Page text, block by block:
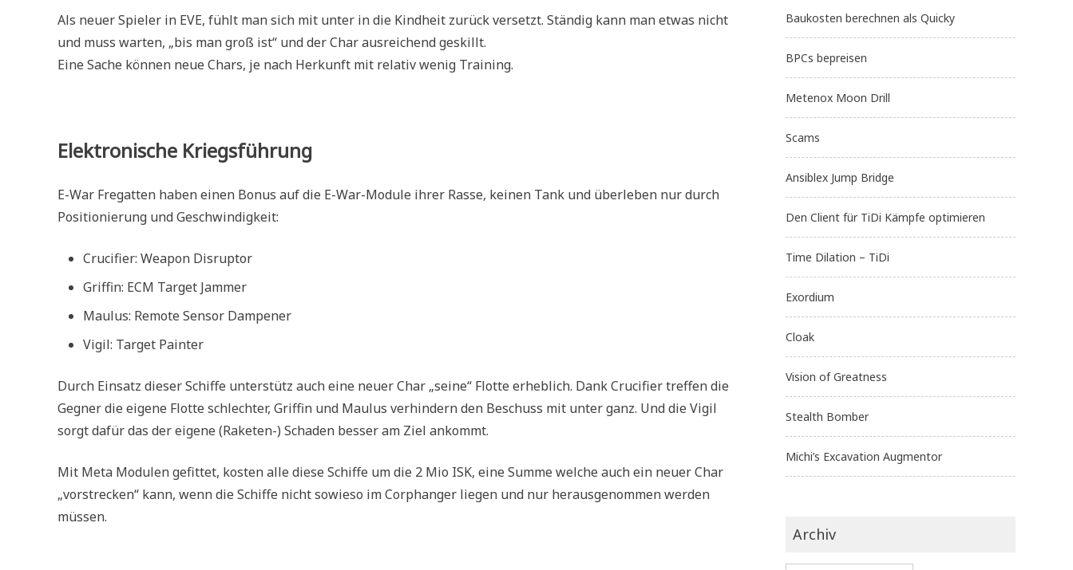
Als neuer Spieler in EVE, fühlt man sich mit unter in die Kindheit zurück versetzt. Ständig kann man etwas nicht
und muss warten, „bis man groß ist“ und der Char ausreichend geskillt.
Eine Sache können neue Chars, je nach Herkunft mit relativ wenig Training.
Elektronische Kriegsführung
E-War Fregatten haben einen Bonus auf die E-War-Module ihrer Rasse, keinen Tank und überleben nur durch
Positionierung und Geschwindigkeit:
Crucifier: Weapon Disruptor
Griffin: ECM Target Jammer
Maulus: Remote Sensor Dampener
Vigil: Target Painter
Durch Einsatz dieser Schiffe unterstütz auch eine neuer Char „seine“ Flotte erheblich. Dank Crucifier treffen die
Gegner die eigene Flotte schlechter, Griffin und Maulus verhindern den Beschuss mit unter ganz. Und die Vigil
sorgt dafür das der eigene (Raketen-) Schaden besser am Ziel ankommt.
Mit Meta Modulen gefittet, kosten alle diese Schiffe um die 2 Mio ISK, eine Summe welche auch ein neuer Char
„vorstrecken“ kann, wenn die Schiffe nicht sowieso im Corphanger liegen und nur herausgenommen werden
müssen.
Baukosten berechnen als Quicky
BPCs bepreisen
Metenox Moon Drill
Scams
Ansiblex Jump Bridge
Den Client für TiDi Kämpfe optimieren
Time Dilation – TiDi
Exordium
Cloak
Vision of Greatness
Stealth Bomber
Michi’s Excavation Augmentor
Archiv